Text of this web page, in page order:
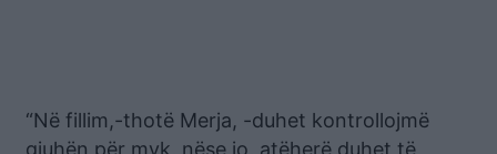
“Në fillim,-thotë Merja, -duhet kontrollojmë
gjuhën për myk, nëse jo, atëherë duhet të